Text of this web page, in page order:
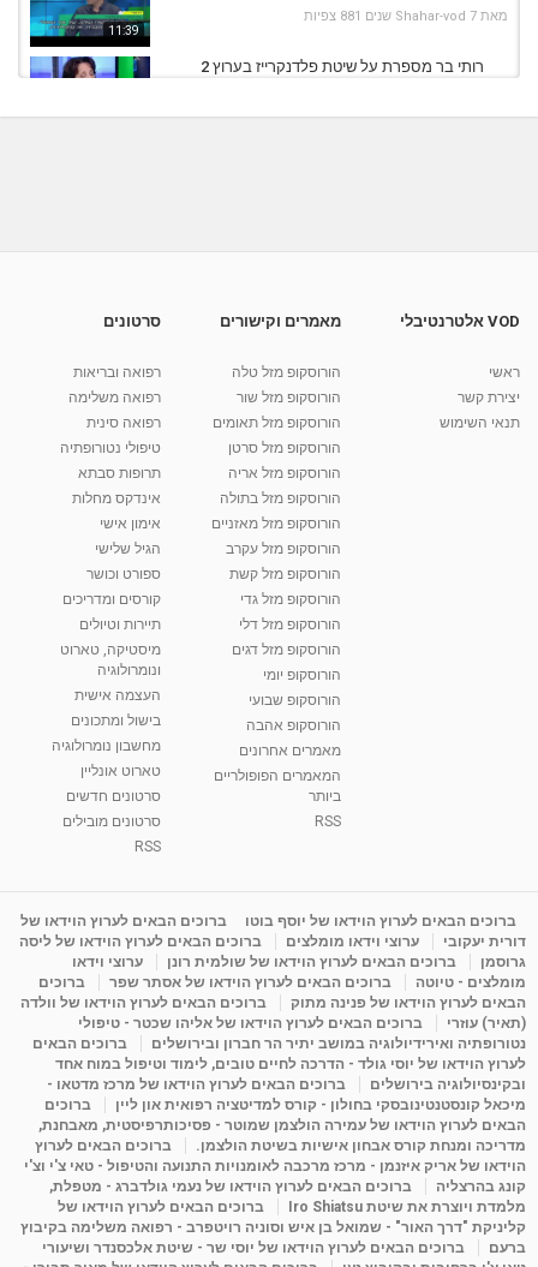
11:39
מאת Shahar-vod 7 שנים 881 צפיות
רותי בר מספרת על שיטת פלדנקרייז בערוץ 2
מאת
10:17
קרין גורן - העוגה המתגלצ’ת ללא קמח
38.5k צפיות
01:37
יוסי שר - מתמחה בשיטת אלכסנדר וטאי צ'י
2,734 צפיות
01:46
רנה רז-גילו -טיפול אנרגטי ויעוץ רוחני - נומרולוגית
2,309 צפיות
05:37
סודות בתאריך הלידה, משמעות חודש הלידה -
ינואר זינה ליבשיץ נומרולוגית
ליסה גרוסמן - המרכז לאימון התנהגותי - קשב
09:12
מדיטציה בדמיון מודרך - היכרות עם האני הפנימי
מאת admin 11 שנים 3,644 צפיות
פנינה מתוק - מרכז "נתיב הלב" בהרצליה-
מדיטציה-התחדשות
Shahar-vod
VOD אלטרנטיבלי
ראשי
יצירת קשר
תנאי השימוש
מאמרים וקישורים
הורוסקופ מזל טלה
הורוסקופ מזל שור
הורוסקופ מזל תאומים
הורוסקופ מזל סרטן
הורוסקופ מזל אריה
הורוסקופ מזל בתולה
הורוסקופ מזל מאזניים
הורוסקופ מזל עקרב
הורוסקופ מזל קשת
הורוסקופ מזל גדי
הורוסקופ מזל דלי
הורוסקופ מזל דגים
הורוסקופ יומי
הורוסקופ שבועי
הורוסקופ אהבה
מאמרים אחרונים
המאמרים הפופולריים
ביותר
RSS
סרטונים
רפואה ובריאות
רפואה משלימה
רפואה סינית
טיפולי נטורופתיה
תרופות סבתא
אינדקס מחלות
אימון אישי
הגיל שלישי
ספורט וכושר
קורסים ומדריכים
תיירות וטיולים
מיסטיקה, טארוט
ונומרולוגיה
העצמה אישית
בישול ומתכונים
מחשבון נומרולוגיה
טארוט אונליין
סרטונים חדשים
סרטונים מובילים
RSS
ברוכים הבאים לערוץ הוידאו של יוסף בוטו
ברוכים הבאים לערוץ הוידאו של
דורית יעקובי
ערוצי וידאו מומלצים
ברוכים הבאים לערוץ הוידאו של ליסה
גרוסמן
ברוכים הבאים לערוץ הוידאו של שולמית רונן
ערוצי וידאו
מומלצים - טיוטה
ברוכים הבאים לערוץ הוידאו של אסתר שפר
ברוכים
הבאים לערוץ הוידאו של פנינה מתוק
ברוכים הבאים לערוץ הוידאו של וולדה
(תאיר) עוזרי
ברוכים הבאים לערוץ הוידאו של אליהו שכטר - טיפולי
נטורופתיה ואירידיולוגיה במושב יתיר הר חברון ובירושלים
ברוכים הבאים
לערוץ הוידאו של יוסי גולד - הדרכה לחיים טובים, לימוד וטיפול במוח אחד
ובקינסיולוגיה בירושלים
ברוכים הבאים לערוץ הוידאו של מרכז מדטאו -
מיכאל קונסטנטינובסקי בחולון - קורס למדיטציה רפואית און ליין
ברוכים
הבאים לערוץ הוידאו של עמירה הולצמן שמוטר - פסיכותרפיסטית, מאבחנת,
מדריכה ומנחת קורס אבחון אישיות בשיטת הולצמן.
ברוכים הבאים לערוץ
הוידאו של אריק איזנמן - מרכז מרכבה לאומנויות התנועה והטיפול - טאי צ'י וצ'י
קונג בהרצליה
ברוכים הבאים לערוץ הוידאו של נעמי גולדברג - מטפלת,
מלמדת ויוצרת את שיטת Iro Shiatsu
ברוכים הבאים לערוץ הוידאו של
קליניקת "דרך האור" - שמואל בן איש וסוניה רויטפרב - רפואה משלימה בקיבוץ
ברעם
ברוכים הבאים לערוץ הוידאו של יוסי שר - שיטת אלכסנדר ושיעורי